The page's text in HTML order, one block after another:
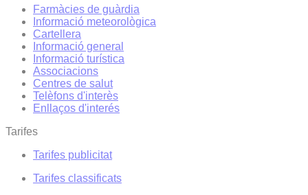
Farmàcies de guàrdia
Informació meteorològica
Cartellera
Informació general
Informació turística
Associacions
Centres de salut
Telèfons d'interès
Enllaços d'interés
Tarifes
Tarifes publicitat
Tarifes classificats